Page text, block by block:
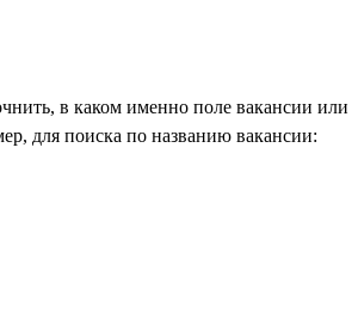
в каком именно поле вакансии или
для поиска по названию вакансии: